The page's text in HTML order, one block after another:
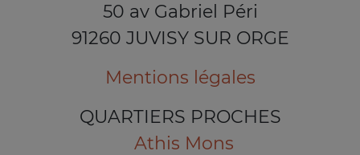
50 av Gabriel Péri
91260 JUVISY SUR ORGE
Mentions légales
QUARTIERS PROCHES
Athis Mons